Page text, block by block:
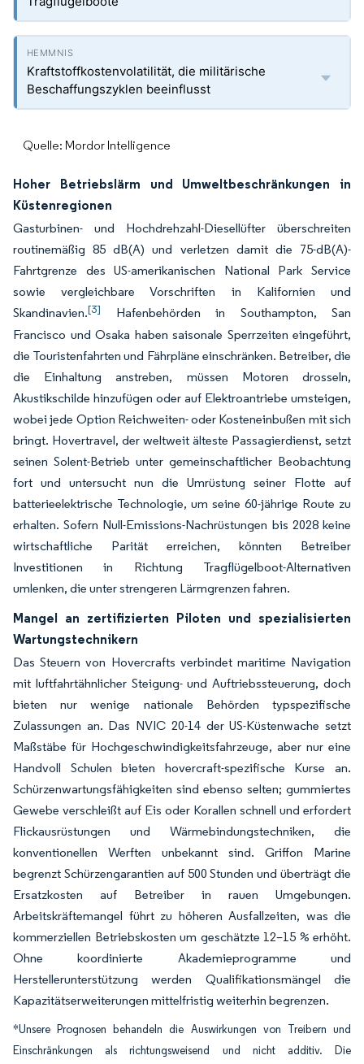
Kraftstoffkostenvolatilität, die militärische
Beschaffungszyklen beeinflusst
Quelle: Mordor Intelligence
Hoher Betriebslärm und Umweltbeschränkungen in
Küstenregionen
Gasturbinen- und Hochdrehzahl-Diesellüfter überschreiten
routinemäßig 85 dB(A) und verletzen damit die 75-dB(A)-
Fahrtgrenze des US-amerikanischen National Park Service
sowie vergleichbare Vorschriften in Kalifornien und
Skandinavien.[3]
Hafenbehörden in Southampton, San
Francisco und Osaka haben saisonale Sperrzeiten eingeführt,
die Touristenfahrten und Fährpläne einschränken. Betreiber, die
die Einhaltung anstreben, müssen Motoren drosseln,
Akustikschilde hinzufügen oder auf Elektroantriebe umsteigen,
wobei jede Option Reichweiten- oder Kosteneinbußen mit sich
bringt. Hovertravel, der weltweit älteste Passagierdienst, setzt
seinen Solent-Betrieb unter gemeinschaftlicher Beobachtung
fort und untersucht nun die Umrüstung seiner Flotte auf
batterieelektrische Technologie, um seine 60-jährige Route zu
erhalten. Sofern Null-Emissions-Nachrüstungen bis 2028 keine
wirtschaftliche Parität erreichen, könnten Betreiber
Investitionen in Richtung Tragflügelboot-Alternativen
umlenken, die unter strengeren Lärmgrenzen fahren.
Mangel an zertifizierten Piloten und spezialisierten
Wartungstechnikern
Das Steuern von Hovercrafts verbindet maritime Navigation
mit luftfahrtähnlicher Steigung- und Auftriebssteuerung, doch
bieten nur wenige nationale Behörden typspezifische
Zulassungen an. Das NVIC 20-14 der US-Küstenwache setzt
Maßstäbe für Hochgeschwindigkeitsfahrzeuge, aber nur eine
Handvoll Schulen bieten hovercraft-spezifische Kurse an.
Schürzenwartungsfähigkeiten sind ebenso selten; gummiertes
Gewebe verschleißt auf Eis oder Korallen schnell und erfordert
Flickausrüstungen und Wärmebindungstechniken, die
konventionellen Werften unbekannt sind. Griffon Marine
begrenzt Schürzengarantien auf 500 Stunden und überträgt die
Ersatzkosten auf Betreiber in rauen Umgebungen.
Arbeitskräftemangel führt zu höheren Ausfallzeiten, was die
kommerziellen Betriebskosten um geschätzte 12–15 % erhöht.
Ohne koordinierte Akademieprogramme und
Herstellerunterstützung werden Qualifikationsmängel die
Kapazitätserweiterungen mittelfristig weiterhin begrenzen.
*Unsere Prognosen behandeln die Auswirkungen von Treibern und
Einschränkungen als richtungsweisend und nicht additiv. Die